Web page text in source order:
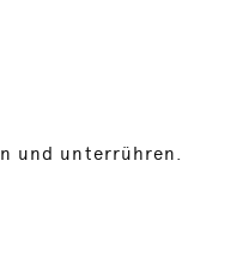
und unterrühren.